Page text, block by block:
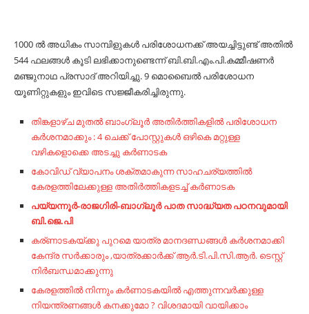
1000 ൽ അധികം സാമ്പിളുകൾ പരിശോധനക്ക് അയച്ചിട്ടുണ്ട് അതിൽ
544 ഫലങ്ങൾ കൂടി ലഭിക്കാനുണ്ടെന്ന് ബി.ബി.എം.പി.കമ്മീഷണർ
മഞ്ജുനാഥ പ്രസാദ് അറിയിച്ചു. 9 മൊബൈൽ പരിശോധന
യൂണിറ്റുകളും ഇവിടെ സജ്ജീകരിച്ചിരുന്നു.
തിങ്കളാഴ്ച മുതൽ ബാംഗ്ലൂർ അതിർത്തികളിൽ പരിശോധന
കർശനമാക്കും : 4 ചെക്ക് പോസ്റ്റുകൾ ഒഴികെ മറ്റുള്ള
വഴികളൊക്കെ അടച്ചു കർണാടക
കോവിഡ് വ്യാപനം ശക്തമാകുന്ന സാഹചര്യത്തില്‍
കേരളത്തിലേക്കുള്ള അതിര്‍ത്തികളടച്ച്‌ കര്‍ണാടക
പയ്യന്നൂര്‍-രാജഗിരി-ബാഗ്ലൂര്‍ പാത സാദ്ധ്യത പഠനവുമായി
ബി.ജെ.പി
കര്ണാടകയ്ക്കു പുറമെ യാത്ര മാനദണ്ഡങ്ങൾ കർശനമാക്കി
കേന്ദ്ര സർക്കാരും ,യാത്രക്കാര്‍ക്ക് ആര്‍.ടി.പി.സി.ആര്‍. ടെസ്റ്റ്
നിർബന്ധമാക്കുന്നു
കേരളത്തിൽ നിന്നും കർണാടകയിൽ എത്തുന്നവർക്കുള്ള
നിയന്ത്രണങ്ങൾ കനക്കുമോ ? വിശദമായി വായിക്കാം